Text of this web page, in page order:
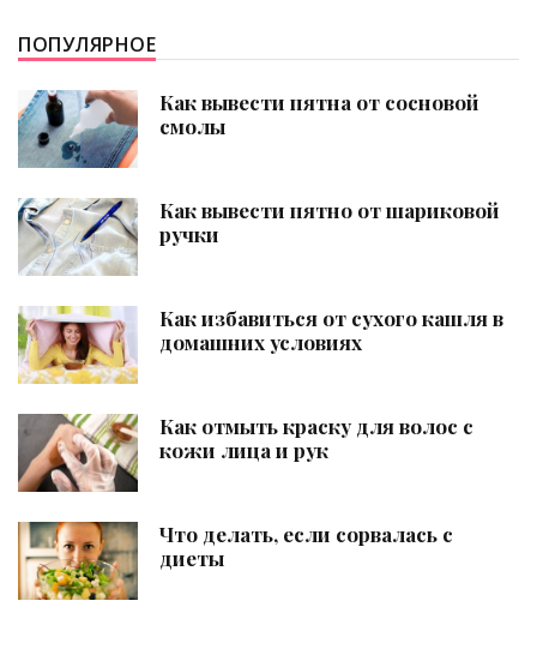
ПОПУЛЯРНОЕ
Как вывести пятна от сосновой
смолы
Как вывести пятно от шариковой
ручки
Как избавиться от сухого кашля в
домашних условиях
Как отмыть краску для волос с
кожи лица и рук
Что делать, если сорвалась с
диеты